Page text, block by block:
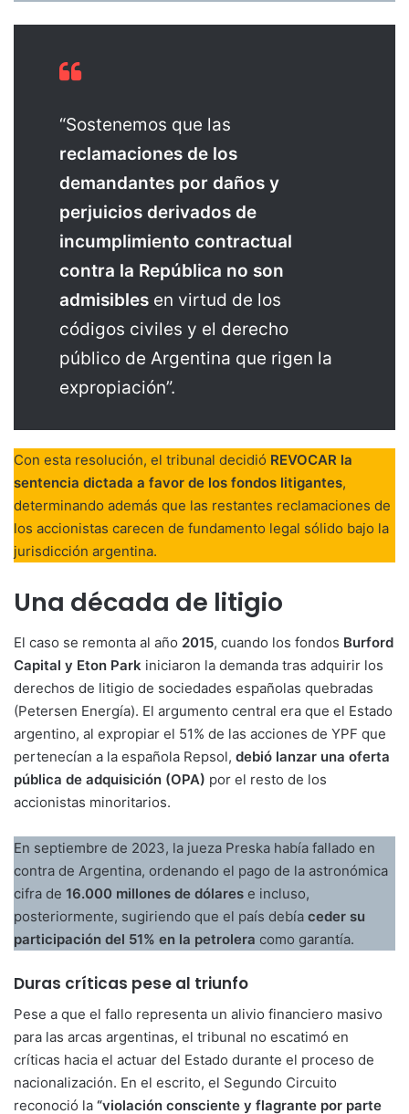
“Sostenemos que las
reclamaciones de los
demandantes por daños y
perjuicios derivados de
incumplimiento contractual
contra la República no son
admisibles en virtud de los
códigos civiles y el derecho
público de Argentina que rigen la
expropiación”.
Con esta resolución, el tribunal decidió REVOCAR la
sentencia dictada a favor de los fondos litigantes,
determinando además que las restantes reclamaciones de
los accionistas carecen de fundamento legal sólido bajo la
jurisdicción argentina.
Una década de litigio
El caso se remonta al año 2015, cuando los fondos Burford
Capital y Eton Park iniciaron la demanda tras adquirir los
derechos de litigio de sociedades españolas quebradas
(Petersen Energía). El argumento central era que el Estado
argentino, al expropiar el 51% de las acciones de YPF que
pertenecían a la española Repsol, debió lanzar una oferta
pública de adquisición (OPA) por el resto de los
accionistas minoritarios.
En septiembre de 2023, la jueza Preska había fallado en
contra de Argentina, ordenando el pago de la astronómica
cifra de 16.000 millones de dólares e incluso,
posteriormente, sugiriendo que el país debía ceder su
participación del 51% en la petrolera como garantía.
Duras críticas pese al triunfo
Pese a que el fallo representa un alivio financiero masivo
para las arcas argentinas, el tribunal no escatimó en
críticas hacia el actuar del Estado durante el proceso de
nacionalización. En el escrito, el Segundo Circuito
reconoció la “violación consciente y flagrante por parte